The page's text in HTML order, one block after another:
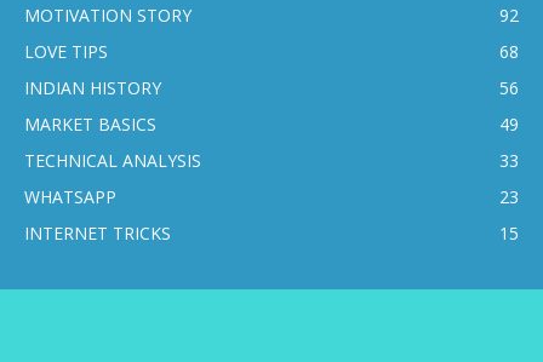
MOTIVATION STORY
92
LOVE TIPS
68
INDIAN HISTORY
56
MARKET BASICS
49
TECHNICAL ANALYSIS
33
WHATSAPP
23
INTERNET TRICKS
15